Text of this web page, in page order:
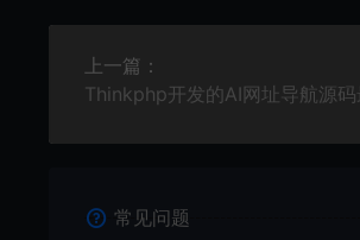
上一篇：
Thinkphp开发的AI网址导航源
常见问题